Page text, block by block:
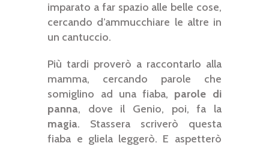
imparato a far spazio alle belle cose,
cercando d’ammucchiare le altre in
un cantuccio.
Più tardi proverò a raccontarlo alla
mamma, cercando parole che
somiglino ad una fiaba, parole di
panna, dove il Genio, poi, fa la
magia. Stassera scriverò questa
fiaba e gliela leggerò. E aspetterò